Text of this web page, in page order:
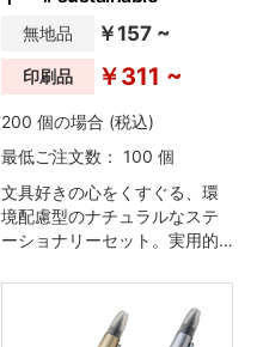
無地品 ￥157 ~
印刷品 ￥311 ~
200 個の場合 (税込)
最低ご注文数： 100 個
文具好きの心をくすぐる、環
境配慮型のナチュラルなステ
ーショナリーセット。実用的
れ、筒形パッケージには名入
れも可能なので環境系イベン
トやイメージアップを狙いた